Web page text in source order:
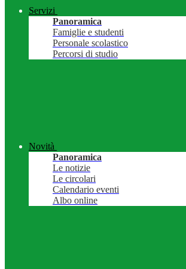
Servizi
Panoramica
Famiglie e studenti
Personale scolastico
Percorsi di studio
Novità
Panoramica
Le notizie
Le circolari
Calendario eventi
Albo online